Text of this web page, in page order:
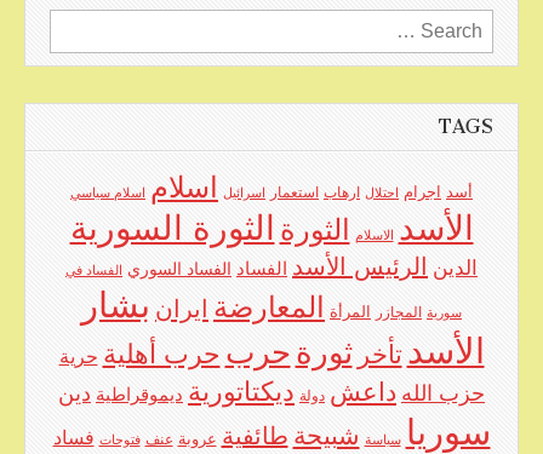
Search
for:
TAGS
أسد اجرام احتلال ارهاب استعمار اسرائيل اسلام اسلام سياسي
الأسد الاسلام الثورة الثورة السورية
الدين الرئيس الأسد الفساد الفساد السوري الفساد في
سورية المجازر المرأة المعارضة ايران بشار
الأسد تأخر ثورة حرب حرب أهلية حرية
حزب الله داعش دولة ديكتاتورية ديموقراطية دين
سوريا سياسة شبيحة طائفية عروبة عنف فتوحات فساد